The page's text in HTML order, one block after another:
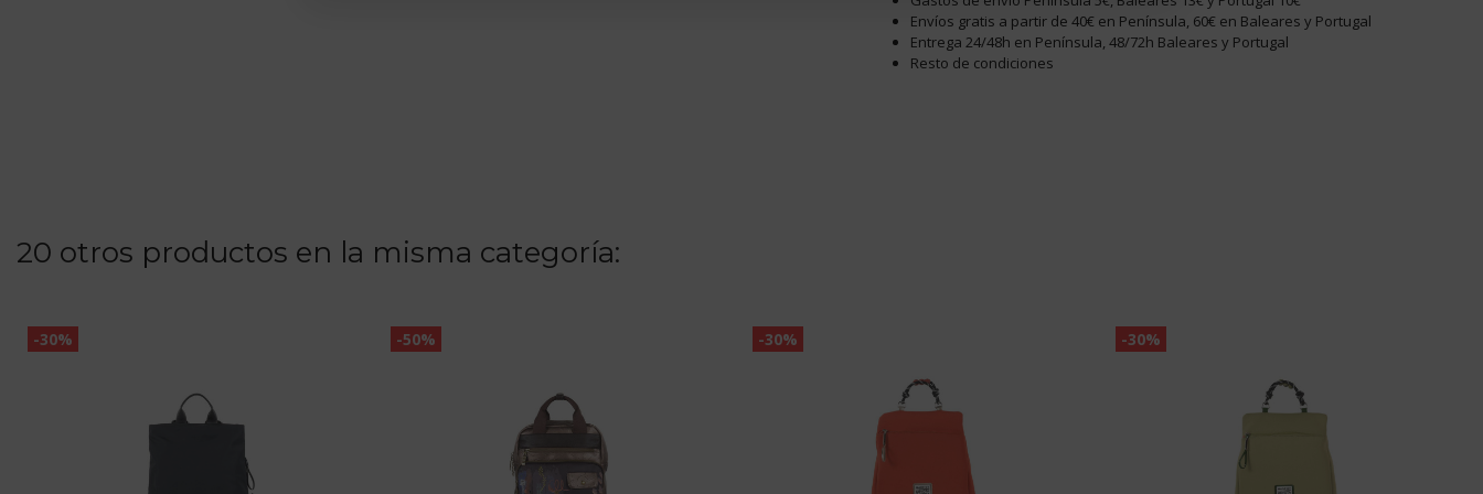
Envíos gratis a partir de 40€ en Península, 60€ en Baleares y Portugal
Entrega 24/48h en Península, 48/72h Baleares y Portugal
Resto de condiciones
20 otros productos en la misma categoría:
-30% -50% -30% -30%